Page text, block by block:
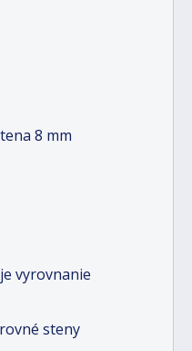
8 mm
vyrovnanie
steny